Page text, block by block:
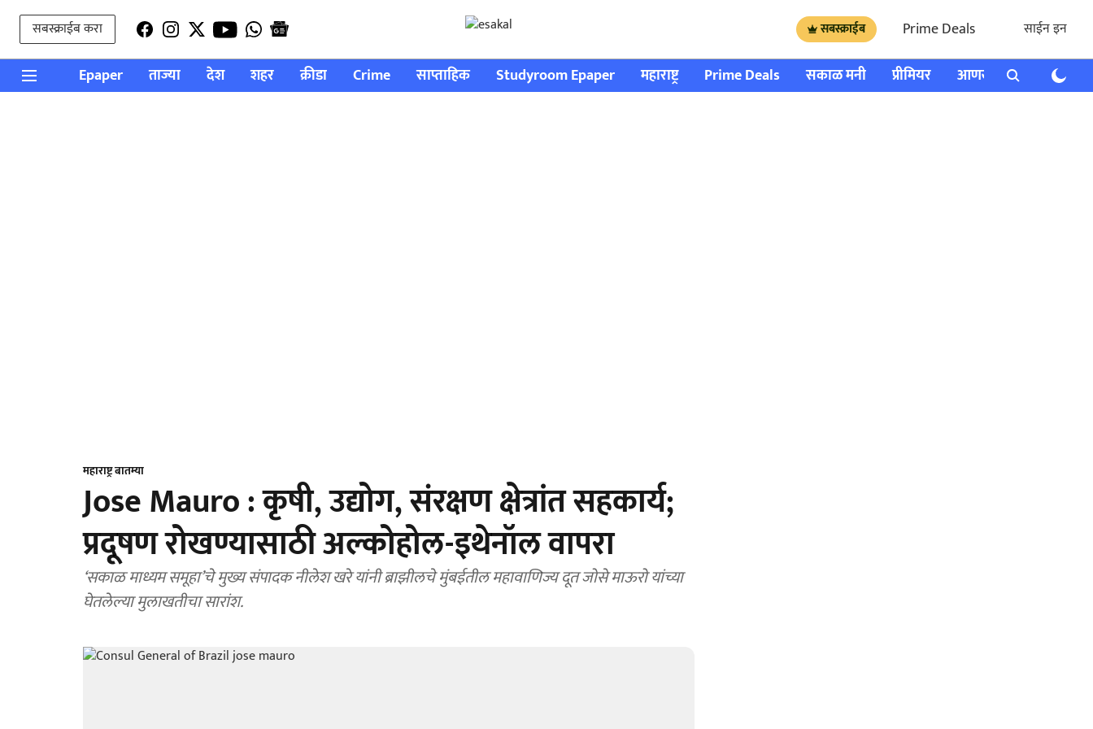
सबस्क्राईब करा सबस्क्राईब Prime Deals साईन इन
Epaper ताज्या देश शहर क्रीडा Crime साप्ताहिक Studyroom Epaper महाराष्ट्र Prime Deals सकाळ मनी प्रीमियर आणखी राशी भविष्य
महाराष्ट्र बातम्या
Jose Mauro : कृषी, उद्योग, संरक्षण क्षेत्रांत सहकार्य;
प्रदूषण रोखण्यासाठी अल्कोहोल-इथेनॉल वापरा
‘सकाळ माध्यम समूहा’चे मुख्य संपादक नीलेश खरे यांनी ब्राझीलचे मुंबईतील महावाणिज्य दूत जोसे माऊरो यांच्या
घेतलेल्या मुलाखतीचा सारांश.